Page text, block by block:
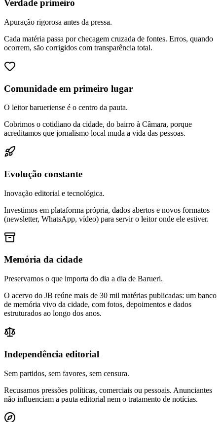
Verdade primeiro
Apuração rigorosa antes da pressa.
Cada matéria passa por checagem cruzada de fontes. Erros, quando
ocorrem, são corrigidos com transparência total.
Comunidade em primeiro lugar
O leitor barueriense é o centro da pauta.
Cobrimos o cotidiano da cidade, do bairro à Câmara, porque
acreditamos que jornalismo local muda a vida das pessoas.
Evolução constante
Inovação editorial e tecnológica.
Investimos em plataforma própria, dados abertos e novos formatos
(newsletter, WhatsApp, vídeo) para servir o leitor onde ele estiver.
Memória da cidade
Preservamos o que importa do dia a dia de Barueri.
O acervo do JB reúne mais de 30 mil matérias publicadas: um banco
de memória vivo da cidade, com fotos, depoimentos e dados
estruturados ao longo dos anos.
Independência editorial
Sem partidos, sem favores, sem censura.
Recusamos pressões políticas, comerciais ou pessoais. Anunciantes
não influenciam a pauta editorial nem o tratamento de notícias.